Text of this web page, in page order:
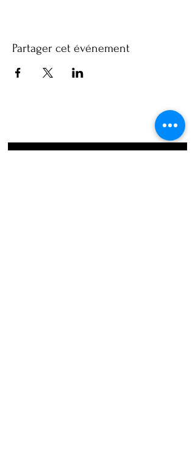
Partager cet événement